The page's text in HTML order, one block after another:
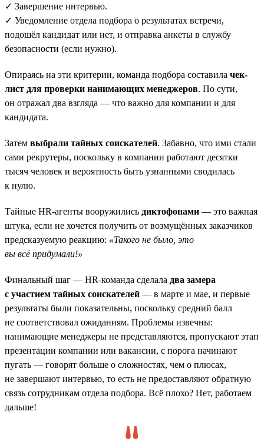
✓ Завершение интервью.
✓ Уведомление отдела подбора о результатах встречи,
подошёл кандидат или нет, и отправка анкеты в службу
безопасности (если нужно).
Опираясь на эти критерии, команда подбора составила чек-
лист для проверки нанимающих менеджеров. По сути,
он отражал два взгляда — что важно для компании и для
кандидата.
Затем выбрали тайных соискателей. Забавно, что ими стали
сами рекрутеры, поскольку в компании работают десятки
тысяч человек и вероятность быть узнанными сводилась
к нулю.
Тайные HR-агенты вооружились диктофонами — это важная
штука, если не хочется получить от возмущённых заказчиков
предсказуемую реакцию: «Такого не было, это
вы всё придумали!»
Финальный шаг — HR-команда сделала два замера
с участием тайных соискателей — в марте и мае, и первые
результаты были показательны, поскольку средний балл
не соответствовал ожиданиям. Проблемы извечны:
нанимающие менеджеры не представляются, пропускают этап
презентации компании или вакансии, с порога начинают
пугать — говорят больше о сложностях, чем о плюсах,
не завершают интервью, то есть не предоставляют обратную
связь сотрудникам отдела подбора. Всё плохо? Нет, работаем
дальше!